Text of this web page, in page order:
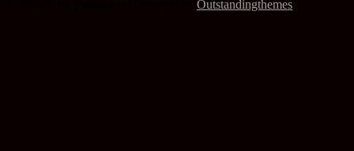
Outstandingthemes